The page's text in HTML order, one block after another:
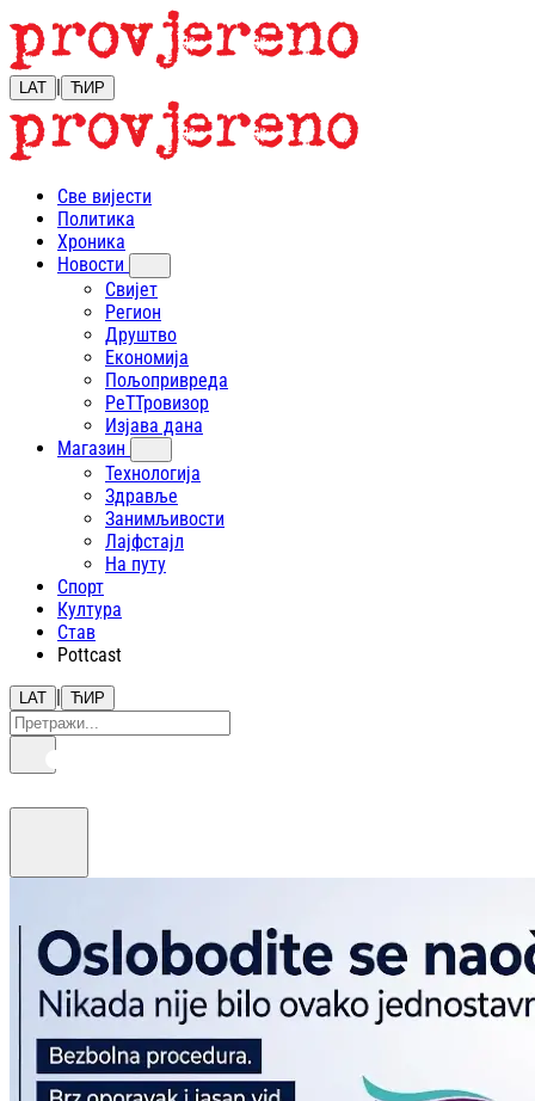
LAT | ЋИР
Све вијести
Политика
Хроника
Новости
Свијет
Регион
Друштво
Економија
Пољопривреда
РеТТровизор
Изјава дана
Магазин
Технологија
Здравље
Занимљивости
Лајфстajл
На путу
Спорт
Култура
Став
Pottcast
LAT | ЋИР